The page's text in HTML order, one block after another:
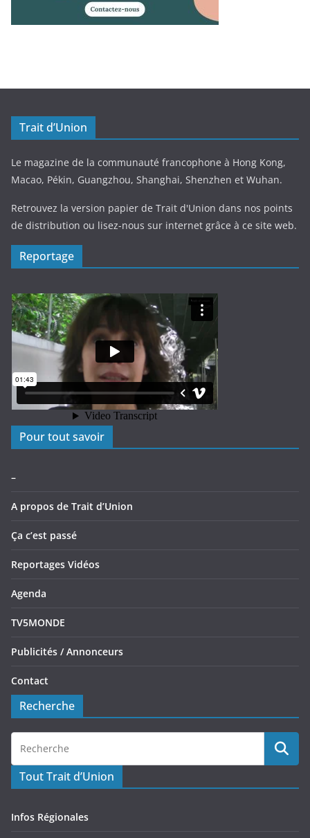
Trait d’Union
Le magazine de la communauté francophone à Hong Kong,
Macao, Pékin, Guangzhou, Shanghai, Shenzhen et Wuhan.
Retrouvez la version papier de Trait d'Union dans nos points
de distribution ou lisez-nous sur internet grâce à ce site web.
Reportage
Pour tout savoir
–
A propos de Trait d’Union
Ça c’est passé
Reportages Vidéos
Agenda
TV5MONDE
Publicités / Annonceurs
Contact
Recherche
Tout Trait d’Union
Infos Régionales